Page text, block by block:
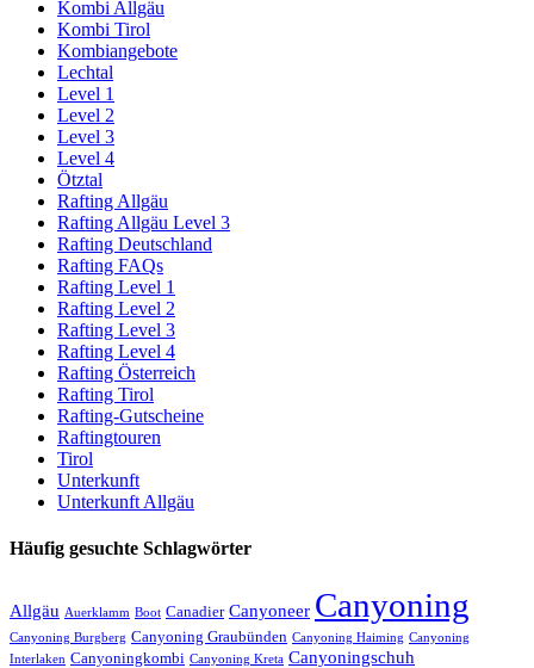
Kombi Allgäu
Kombi Tirol
Kombiangebote
Lechtal
Level 1
Level 2
Level 3
Level 4
Ötztal
Rafting Allgäu
Rafting Allgäu Level 3
Rafting Deutschland
Rafting FAQs
Rafting Level 1
Rafting Level 2
Rafting Level 3
Rafting Level 4
Rafting Österreich
Rafting Tirol
Rafting-Gutscheine
Raftingtouren
Tirol
Unterkunft
Unterkunft Allgäu
Häufig gesuchte Schlagwörter
Allgäu Auerklamm Boot Canadier Canyoneer Canyoning
Canyoning Burgberg Canyoning Graubünden Canyoning Haiming Canyoning
Interlaken Canyoningkombi Canyoning Kreta Canyoningschuh